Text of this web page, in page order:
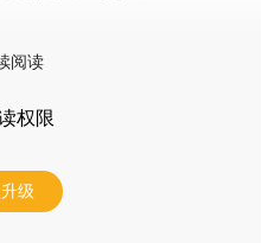
阅读
权限
级